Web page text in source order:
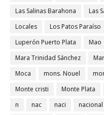
Las Salinas Barahona
Las
Locales
Los Patos Paraíso
Luperón Puerto Plata
Mao
Mara Trinidad Sánchez
Moca
mons. Nouel
Monte cristi
Monte Plata
n
nac naci nacional